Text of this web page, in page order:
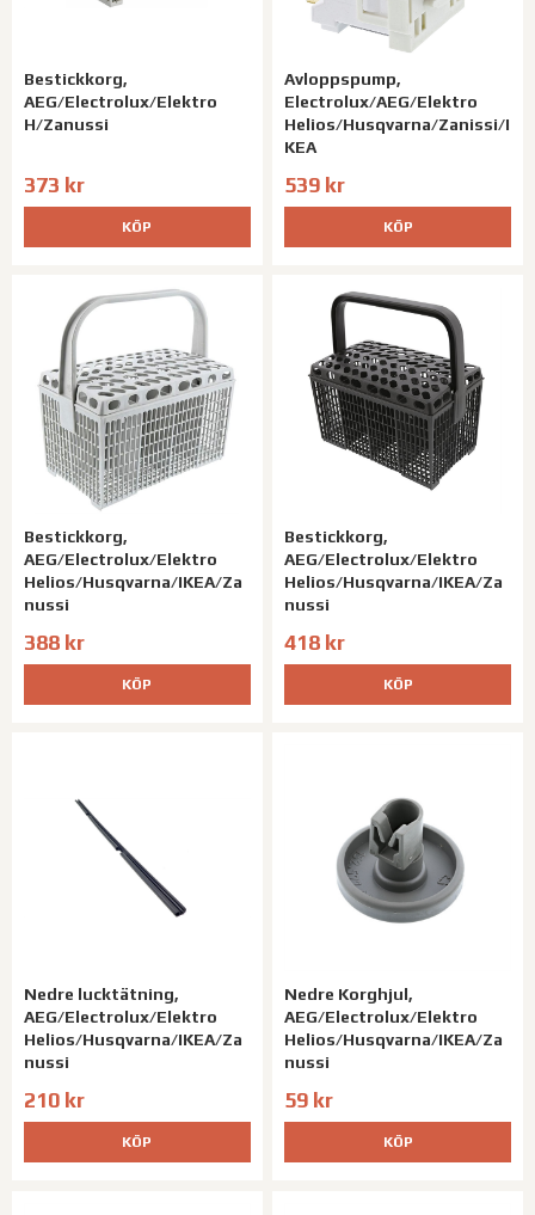
Bestickkorg,
AEG/Electrolux/Elektro
H/Zanussi
373 kr
KÖP
Avloppspump,
Electrolux/AEG/Elektro
Helios/Husqvarna/Zanissi/I
KEA
539 kr
KÖP
Bestickkorg,
AEG/Electrolux/Elektro
Helios/Husqvarna/IKEA/Za
nussi
388 kr
KÖP
Bestickkorg,
AEG/Electrolux/Elektro
Helios/Husqvarna/IKEA/Za
nussi
418 kr
KÖP
Nedre lucktätning,
AEG/Electrolux/Elektro
Helios/Husqvarna/IKEA/Za
nussi
210 kr
KÖP
Nedre Korghjul,
AEG/Electrolux/Elektro
Helios/Husqvarna/IKEA/Za
nussi
59 kr
KÖP